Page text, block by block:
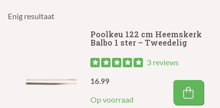
Enig resultaat
Poolkeu 122 cm Heemskerk
Balbo 1 ster – Tweedelig
3 reviews
Op voorraad
16.99